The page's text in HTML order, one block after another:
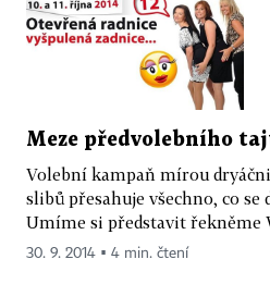
Meze předvolebního
Volební kampaň mírou
slibů přesahuje všechno, co se
Umíme si představit řekněme
30. 9. 2014 ▪ 4 min. čtení